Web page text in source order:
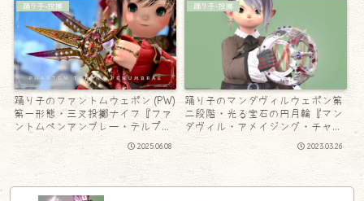
踊り子-投擲
踊り子のファントムウェポン (PW)
第一形態・三叉投擲ナイフ『ファ
ントムペンアンブレー・テルプ
2025.06.08
踊り子-投擲
踊り子のマンダヴィルウェポン第
二段階・光る宝石の円月輪『マン
ダヴィル・アメイジング・チャク
ラム』
2023.03.26